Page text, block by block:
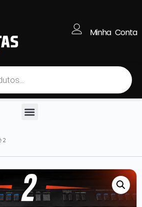
Minha Conta
2